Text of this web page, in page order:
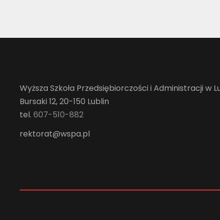
Wyższa Szkoła Przedsiębiorczości i Administracji w
Bursaki 12, 20-150 Lublin
tel. 607-510-882
rektorat@wspa.pl